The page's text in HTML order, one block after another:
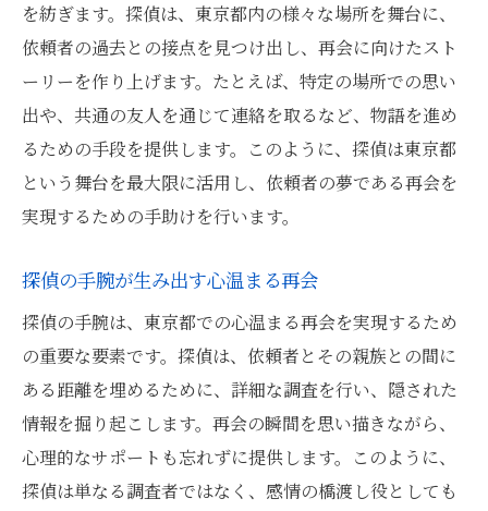
を紡ぎます。探偵は、東京都内の様々な場所を舞台に、
依頼者の過去との接点を見つけ出し、再会に向けたスト
ーリーを作り上げます。たとえば、特定の場所での思い
出や、共通の友人を通じて連絡を取るなど、物語を進め
るための手段を提供します。このように、探偵は東京都
という舞台を最大限に活用し、依頼者の夢である再会を
実現するための手助けを行います。
探偵の手腕が生み出す心温まる再会
探偵の手腕は、東京都での心温まる再会を実現するため
の重要な要素です。探偵は、依頼者とその親族との間に
ある距離を埋めるために、詳細な調査を行い、隠された
情報を掘り起こします。再会の瞬間を思い描きながら、
心理的なサポートも忘れずに提供します。このように、
探偵は単なる調査者ではなく、感情の橋渡し役としても